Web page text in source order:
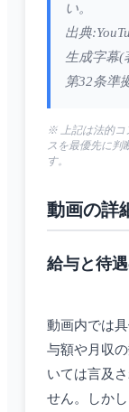
い。
出典
生成字幕(
第32条準
※ 上記は法的コ
スを最優先に判
す。
動画の詳
給与と待
動画内では
与額や月収
いては言及
せん。しか